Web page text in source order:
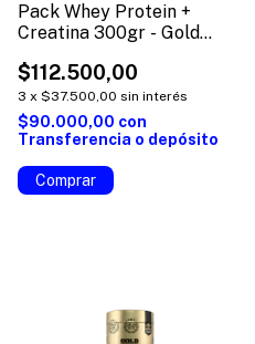
Pack Whey Protein +
Creatina 300gr - Gold
$112.500,00
3 x $37.500,00 sin interés
$90.000,00 con
Transferencia o depósito
Comprar